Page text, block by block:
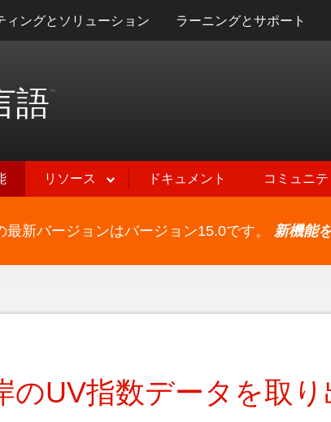
ィングとソリューション ラーニングとサポート
語™
リソース ドキュメント コミュニテ
最新バージョンはバージョン15.0です。 新機能
のUV指数データを取り